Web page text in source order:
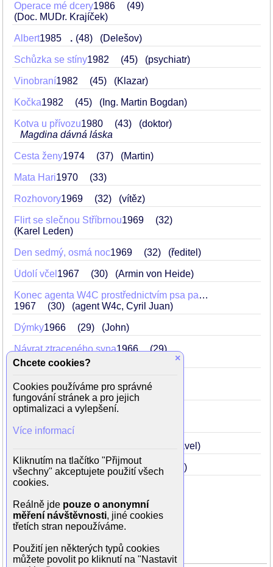
Operace mé dcery1986
49
(Doc. MUDr. Krajíček)
Albert1985 . 48 (Delešov)
Schůzka se stíny1982 45 (psychiatr)
Vinobraní1982 45 (Klazar)
Kočka1982 45 (Ing. Martin Bogdan)
Kotva u přívozu1980 43
(doktor)
Magdina dávná láska
Cesta ženy1974 37 (Martin)
Mata Hari1970 33
Rozhovory1969 32 (vítěz)
Flirt se slečnou Stříbrnou1969
32
(Karel Leden)
Den sedmý, osmá noc1969 32 (ředitel)
Údolí včel 1967 30 (Armin von Heide)
Konec agenta W4C prostřednictvím psa pana Foustky
1967
30 (agent W4c, Cyril Juan)
Dýmky1966 29 (John)
Návrat ztraceného syna1966
29
(Jan Šebek)
Nikdo se nebude smát
28
(dr. Karel Klíma)
Každý den odvahu1964
(dělník Jarda Lukáš)
(Pavel)
Probuzení1959 22 (mladík z osady)
Rodinné vztahy
manželka Nina Divíšková
×
Chcete cookies?
Cookies používáme pro správné
fungování stránek a pro jejich
optimalizaci a vylepšení.
Více informací
Kliknutím na tlačítko "Přijmout
všechny" akceptujete použití všech
cookies.
Reálně jde pouze o anonymní
měření návštěvnosti, jiné cookies
třetích stran nepoužíváme.
Použití jen některých typů cookies
můžete povolit po kliknutí na "Nastavit